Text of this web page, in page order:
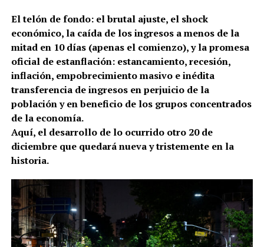
El telón de fondo: el brutal ajuste, el shock
económico, la caída de los ingresos a menos de la
mitad en 10 días (apenas el comienzo), y la promesa
oficial de estanflación: estancamiento, recesión,
inflación, empobrecimiento masivo e inédita
transferencia de ingresos en perjuicio de la
población y en beneficio de los grupos concentrados
de la economía.
Aquí, el desarrollo de lo ocurrido otro 20 de
diciembre que quedará nueva y tristemente en la
historia.